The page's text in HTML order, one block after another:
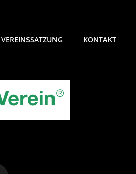
VEREINSSATZUNG KONTAKT